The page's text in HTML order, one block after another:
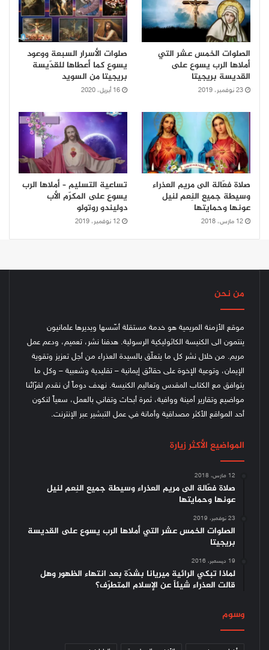
الصلوات الخمس عشر التي
أملاها الرب يسوع على
القديسة بريجيتا
23 نوفمبر، 2019
صلوات الأسرار السبعة ووعود
يسوع كما أعطاها للقدّيسة
بريجيتا من السويد
16 أبريل، 2020
صلاة فعّالة الى مريم العذراء
وسيطة جميع النِعم لنيل
عونها وحمايتها
12 مارس، 2018
تساعية التسليم – أملاها الرب
يسوع على المكرّم الأب
دوليندو روتولو
12 نوفمبر، 2019
من نحن
موقع الأزمنة المريمية هو خدمة مستقلة أسّسها ويديرها علمانيون
ينتمون الى الكنيسة الكاثوليكية الرسولية. هدفنا نشر، تعميم، ودعم عمل
مريم. من خلال نشر كل ما يتعلّق بالسيدة العذراء من أجل تعزيز وتقوية
الإيمان، وتوعية الإخوة على حقائق إيمانية – تقليدية وشعبية – وكل ما
يتوافق مع الكتاب المقدس وتعاليم الكنيسة. نهدف دوماً أن نقدم لقرّائنا
مواضيع وتقارير أمينة ووافية، ثمرة أبحاث وتفاني بالعمل، سعياً لنكون
أحد المواقع الأكثر مصداقية وأمانة في عمل التبشير عبر الإنترنت.
المواضيع الأكثر زيارة
12 مارس، 2018
صلاة فعّالة الى مريم العذراء وسيطة جميع النِعم لنيل
عونها وحمايتها
23 نوفمبر، 2019
الصلوات الخمس عشر التي أملاها الرب يسوع على القديسة
بريجيتا
19 ديسمبر، 2016
لماذا تبكي الرائية ميريانا بشدّة بعد انتهاء الظهور وهل
قالت العذراء شيئاً عن الإسلام المتطرّف؟
وسوم